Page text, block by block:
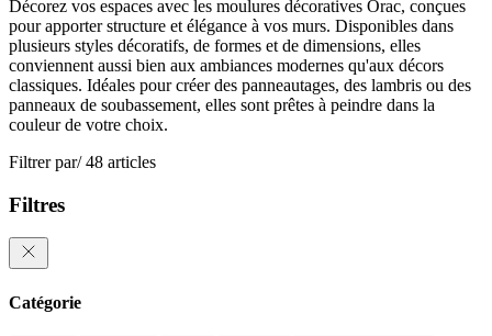
Décorez vos espaces avec les moulures décoratives Orac, conçues
pour apporter structure et élégance à vos murs. Disponibles dans
plusieurs styles décoratifs, de formes et de dimensions, elles
conviennent aussi bien aux ambiances modernes qu'aux décors
classiques. Idéales pour créer des panneautages, des lambris ou des
panneaux de soubassement, elles sont prêtes à peindre dans la
couleur de votre choix.
Filtrer par/ 48 articles
Filtres
Catégorie